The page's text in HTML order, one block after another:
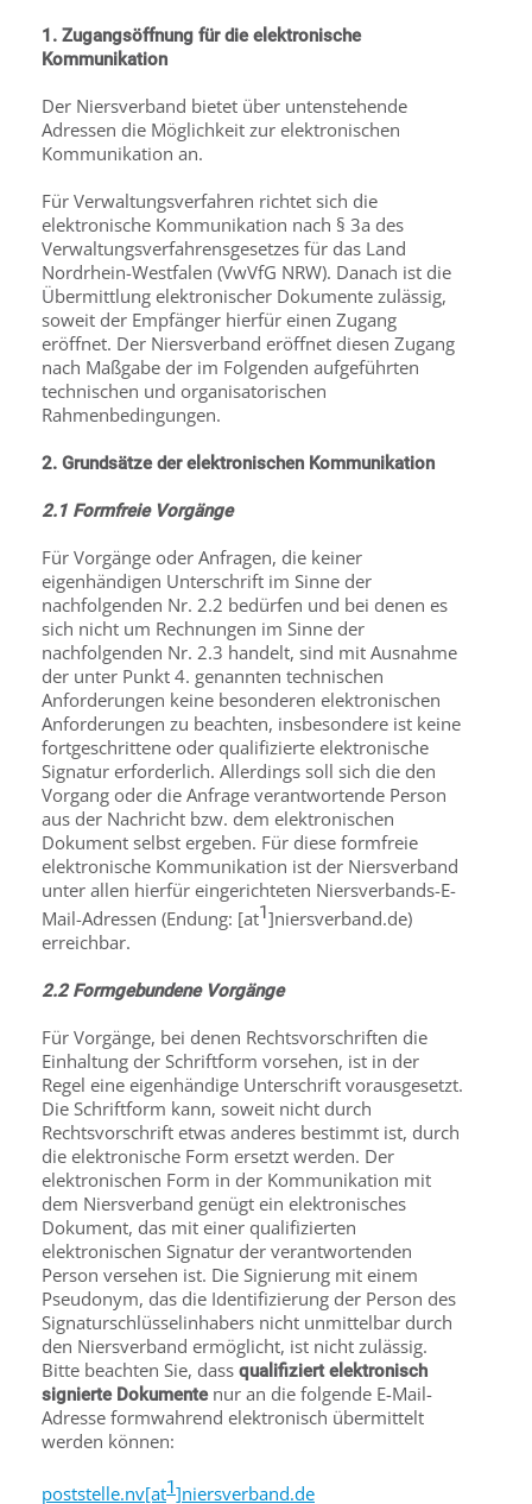
1. Zugangsöffnung für die elektronische
Kommunikation
Der Niersverband bietet über untenstehende
Adressen die Möglichkeit zur elektronischen
Kommunikation an.
Für Verwaltungsverfahren richtet sich die
elektronische Kommunikation nach § 3a des
Verwaltungsverfahrensgesetzes für das Land
Nordrhein-Westfalen (VwVfG NRW). Danach ist die
Übermittlung elektronischer Dokumente zulässig,
soweit der Empfänger hierfür einen Zugang
eröffnet. Der Niersverband eröffnet diesen Zugang
nach Maßgabe der im Folgenden aufgeführten
technischen und organisatorischen
Rahmenbedingungen.
2. Grundsätze der elektronischen Kommunikation
2.1 Formfreie Vorgänge
Für Vorgänge oder Anfragen, die keiner
eigenhändigen Unterschrift im Sinne der
nachfolgenden Nr. 2.2 bedürfen und bei denen es
sich nicht um Rechnungen im Sinne der
nachfolgenden Nr. 2.3 handelt, sind mit Ausnahme
der unter Punkt 4. genannten technischen
Anforderungen keine besonderen elektronischen
Anforderungen zu beachten, insbesondere ist keine
fortgeschrittene oder qualifizierte elektronische
Signatur erforderlich. Allerdings soll sich die den
Vorgang oder die Anfrage verantwortende Person
aus der Nachricht bzw. dem elektronischen
Dokument selbst ergeben. Für diese formfreie
elektronische Kommunikation ist der Niersverband
unter allen hierfür eingerichteten Niersverbands-E-
Mail-Adressen (Endung: [at1]niersverband.de)
erreichbar.
2.2 Formgebundene Vorgänge
Für Vorgänge, bei denen Rechtsvorschriften die
Einhaltung der Schriftform vorsehen, ist in der
Regel eine eigenhändige Unterschrift vorausgesetzt.
Die Schriftform kann, soweit nicht durch
Rechtsvorschrift etwas anderes bestimmt ist, durch
die elektronische Form ersetzt werden. Der
elektronischen Form in der Kommunikation mit
dem Niersverband genügt ein elektronisches
Dokument, das mit einer qualifizierten
elektronischen Signatur der verantwortenden
Person versehen ist. Die Signierung mit einem
Pseudonym, das die Identifizierung der Person des
Signaturschlüsselinhabers nicht unmittelbar durch
den Niersverband ermöglicht, ist nicht zulässig.
Bitte beachten Sie, dass qualifiziert elektronisch
signierte Dokumentenur an die folgende E-Mail-
Adresse formwahrend elektronisch übermittelt
werden können:
poststelle.nv[at1]niersverband.de